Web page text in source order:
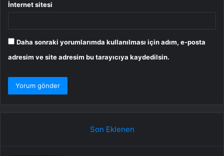
İnternet sitesi
Daha sonraki yorumlarımda kullanılması için adım, e-posta
adresim ve site adresim bu tarayıcıya kaydedilsin.
Son Eklenen